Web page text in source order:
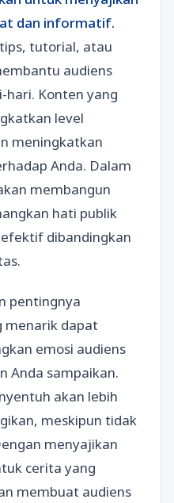
dan informatif.
tutorial, atau
audiens
hari. Konten yang
level
meningkatkan
Anda. Dalam
membangun
hati publik
dibandingkan
pentingnya
menarik dapat
emosi audiens
Anda sampaikan.
akan lebih
meskipun tidak
menyajikan
cerita yang
membuat audiens